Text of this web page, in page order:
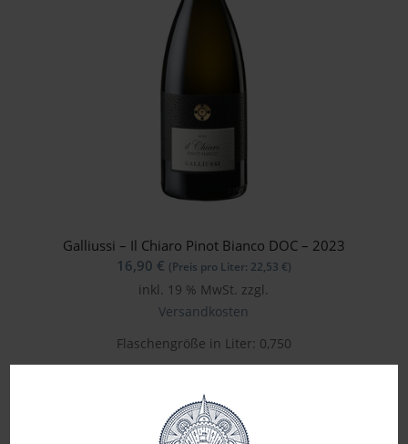
Galliussi – Il Chiaro Pinot Bianco DOC – 2023
16,90 € (Preis pro Liter: 22,53 €)
inkl. 19 % MwSt. zzgl.
Versandkosten
Flaschengröße in Liter: 0,750